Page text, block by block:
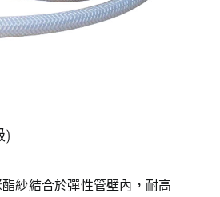
)
紗結合於彈性管壁內，耐高